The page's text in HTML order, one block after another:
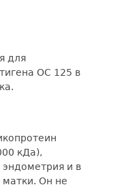
для
OC 125 в
кДа),
эндометрия и в
Он не